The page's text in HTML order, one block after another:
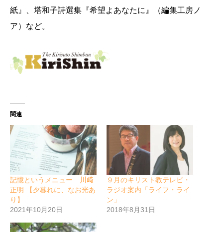
紙』、塔和子詩選集『希望よあなたに』（編集工房ノ
ア）など。
関連
記憶というメニュー 川﨑
正明 【夕暮れに、なお光あ
り】
2021年10月20日
９月のキリスト教テレビ・
ラジオ案内「ライフ・ライ
ン」
2018年8月31日